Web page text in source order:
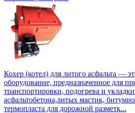
Кохер (котел) для литого асфальта —
оборудование, предназначенное для
транспортировки, подогрева и
асфальтобетона,литых мастик,
термопласта для дорожной разметк...